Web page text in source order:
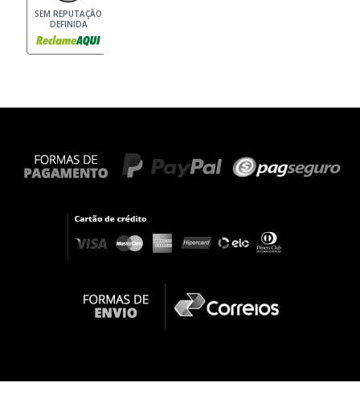
SEM REPUTAÇÃO
DEFINIDA